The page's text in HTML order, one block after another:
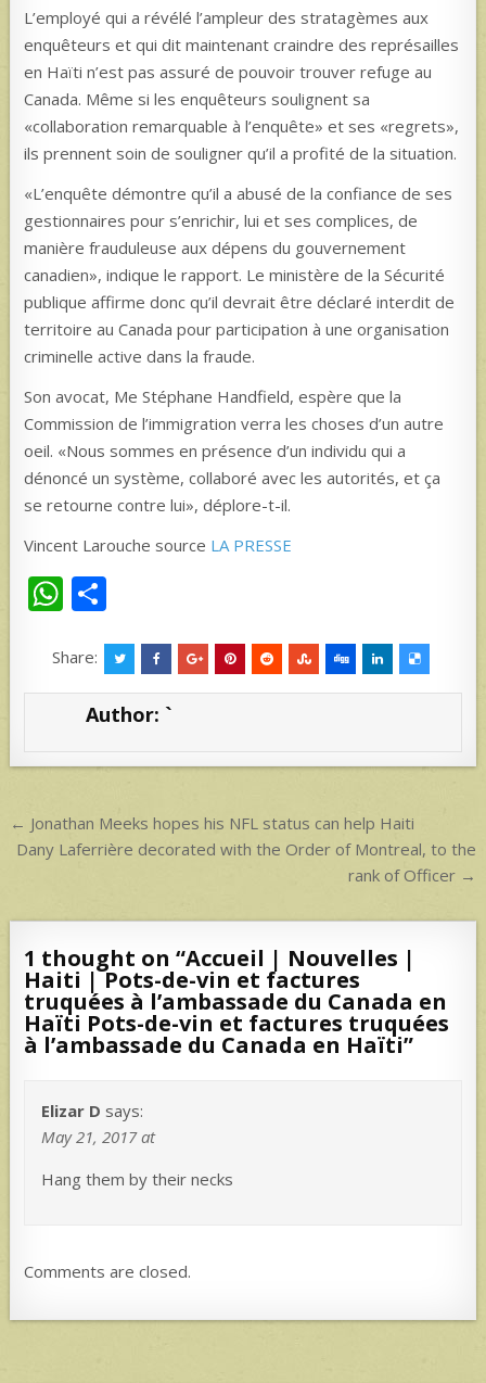
L’employé qui a révélé l’ampleur des stratagèmes aux
enquêteurs et qui dit maintenant craindre des représailles
en Haïti n’est pas assuré de pouvoir trouver refuge au
Canada. Même si les enquêteurs soulignent sa
«collaboration remarquable à l’enquête» et ses «regrets»,
ils prennent soin de souligner qu’il a profité de la situation.
«L’enquête démontre qu’il a abusé de la confiance de ses
gestionnaires pour s’enrichir, lui et ses complices, de
manière frauduleuse aux dépens du gouvernement
canadien», indique le rapport. Le ministère de la Sécurité
publique affirme donc qu’il devrait être déclaré interdit de
territoire au Canada pour participation à une organisation
criminelle active dans la fraude.
Son avocat, Me Stéphane Handfield, espère que la
Commission de l’immigration verra les choses d’un autre
oeil. «Nous sommes en présence d’un individu qui a
dénoncé un système, collaboré avec les autorités, et ça
se retourne contre lui», déplore-t-il.
Vincent Larouche source LA PRESSE
W
at
s
p
ar
e
Share:
Author: `
Post
navigation
← Jonathan Meeks hopes his NFL status can help Haiti
Dany Laferrière decorated with the Order of Montreal, to the
rank of Officer →
1 thought on “Accueil | Nouvelles |
Haiti | Pots-de-vin et factures
truquées à l’ambassade du Canada en
Haïti Pots-de-vin et factures truquées
à l’ambassade du Canada en Haïti”
Elizar D says:
May 21, 2017 at
Hang them by their necks
Comments are closed.